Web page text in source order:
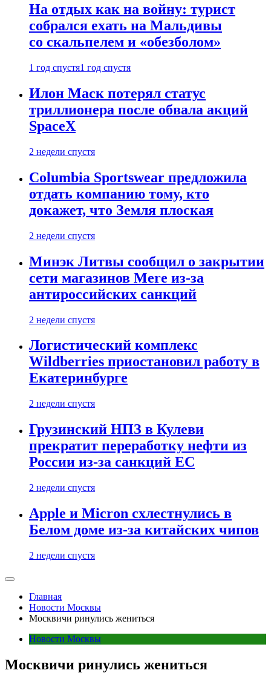
На отдых как на войну: турист
собрался ехать на Мальдивы
со скальпелем и «обезболом»
1 год спустя1 год спустя
Илон Маск потерял статус
триллионера после обвала акций
SpaceX
2 недели спустя
Columbia Sportswear предложила
отдать компанию тому, кто
докажет, что Земля плоская
2 недели спустя
Минэк Литвы сообщил о закрытии
сети магазинов Mere из-за
антироссийских санкций
2 недели спустя
Логистический комплекс
Wildberries приостановил работу в
Екатеринбурге
2 недели спустя
Грузинский НПЗ в Кулеви
прекратит переработку нефти из
России из-за санкций ЕС
2 недели спустя
Apple и Micron схлестнулись в
Белом доме из-за китайских чипов
2 недели спустя
Главная
Новости Москвы
Москвичи ринулись жениться
Новости Москвы
Москвичи ринулись жениться